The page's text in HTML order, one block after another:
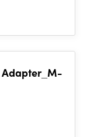
Adapter_M-